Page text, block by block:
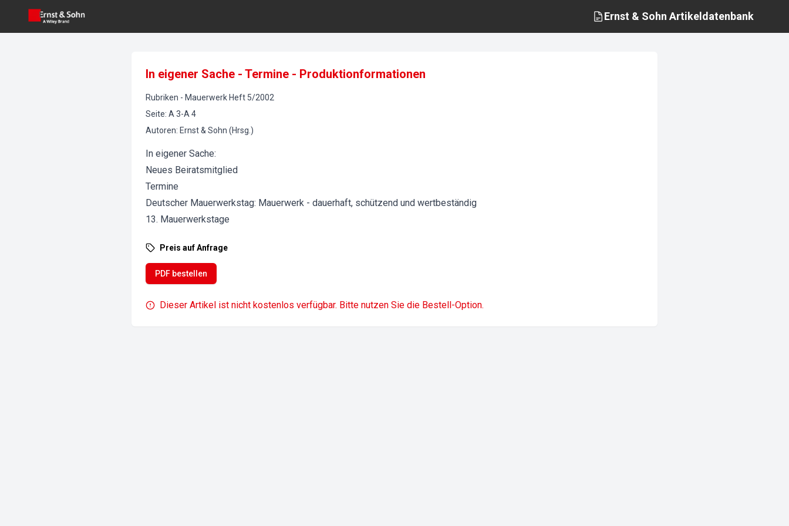
Ernst & Sohn Artikeldatenbank
In eigener Sache - Termine - Produktionformationen
Rubriken - Mauerwerk Heft 5/2002
Seite: A 3-A 4
Autoren: Ernst & Sohn (Hrsg.)
In eigener Sache:
Neues Beiratsmitglied
Termine
Deutscher Mauerwerkstag: Mauerwerk - dauerhaft, schützend und wertbeständig
13. Mauerwerkstage
Preis auf Anfrage
PDF bestellen
Dieser Artikel ist nicht kostenlos verfügbar. Bitte nutzen Sie die Bestell-Option.